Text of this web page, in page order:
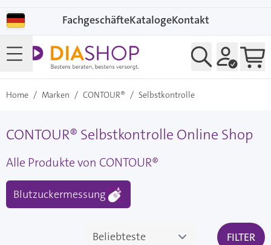
FachgeschäfteKatalogeKontakt
Home / Marken / CONTOUR® / Selbstkontrolle
CONTOUR® Selbstkontrolle Online Shop
Alle Produkte von CONTOUR®
Blutzuckermessung
FILTER